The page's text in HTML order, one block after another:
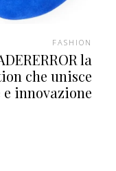
FASHION
la
che unisce
innovazione